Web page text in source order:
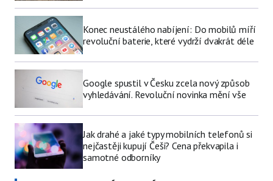
Konec neustálého nabíjení: Do mobilů míří
revoluční baterie, které vydrží dvakrát déle
Google spustil v Česku zcela nový způsob
vyhledávání. Revoluční novinka mění vše
Jak drahé a jaké typy mobilních telefonů si
nejčastěji kupují Češi? Cena překvapila i
samotné odborníky